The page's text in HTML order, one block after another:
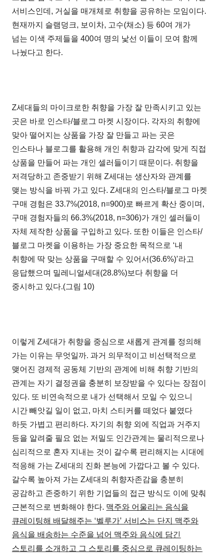
서비스인데, 거실을 매개체로 취향을 공유하는 모임이다.
현재까지 슬램덩크, 보이차, 고수(채소) 등 60여 개가
넘는 이색 주제들을 400여 명의 낯선 이들이 모여 함께
나눴다고 한다.
Z세대들의 마이크로한 취향을 가장 잘 만족시키고 있는
곳은 바로 인스타/블로그 마켓 시장이다. 각자의 취향에
맞아 떨어지는 상품을 가장 잘 만들고 파는 곳은
인스타나 블로그를 활용해 개인 취향과 감각에 맞게 직접
상품을 만들어 파는 개인 셀러들이기 때문이다. 취향을
저격당하고 존중받기 위해 Z세대는 생산자와 관계를
맺는 방식을 바꿔 가고 있다. Z세대의 인스타/블로그 마켓
구매 경험은 33.7%(2018, n=900)로 빠르게 확산 중이며,
구매 경험자들의 66.3%(2018, n=306)가 개인 셀러들이
자체 제작한 상품을 구입하고 있다. 또한 이들은 인스타/
블로그 마켓을 이용하는 가장 중요한 목적으로 ‘내
취향에 딱 맞는 상품을 구매할 수 있어서(36.6%)’라고
응답했으며 밀레니얼세대(28.8%)보다 취향을 더
중시하고 있다.(그림 10)
이렇게 Z세대가 취향을 중심으로 새롭게 관계를 정의해
가는 이유는 무엇일까. 과거 의무적이고 비선택적으로
맺어진 경제적 공동체 기반의 관계에 비해 취향 기반의
관계는 자기 결정권을 충분히 보장받을 수 있다는 장점이
있다. 또 비연속적으로 내가 선택해서 모일 수 있으니
시간 빼앗길 일이 없고, 마치 스티커를 떼었다 붙였다
하듯 가볍고 편리하다. 자기의 취향 외에 직업과 거주지
등을 알려줄 필요 없는 저밀도 인간관계는 물리적으로나
심리적으로 혼자 지내는 것이 갈수록 편리해지는 시대에
적응해 가는 Z세대의 진화 본능에 가깝다고 볼 수 있다.
갈수록 높아져 가는 Z세대의 취향자존감을 충분히
공감하고 존중하기 위한 기업들의 접근 방식도 이에 맞춰
근본적으로 변화해야 한다. 맥주와 어울리는 음식을
큐레이팅해 배달해주는 ‘벨루가’ 서비스는 단지 맥주와
음식을 배송하는 수준을 넘어 맥주와 음식에 담긴
스토리를 소개하고 그 스토리를 중심으로 큐레이팅하는